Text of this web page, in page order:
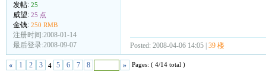
发帖: 25
威望: 25 点
金钱: 250 RMB
注册时间:2008-01-14
最后登录:2008-09-07
Posted: 2008-04-06 14:05 | 39 楼
« 1 2 3 4 5 6 7 8 » Pages: ( 4/14 total )